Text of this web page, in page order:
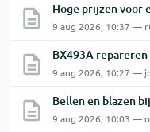
Hoge prijzen voor
9 aug 2026, 10:37 —
BX493A repareren
9 aug 2026, 10:27 —
Bellen en blazen
9 aug 2026, 10:03 —